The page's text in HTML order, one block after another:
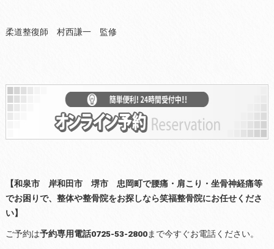
柔道整復師 村西謙一 監修
【和泉市 岸和田市 堺市 忠岡町で腰痛・肩こり・坐骨神経痛等
でお困りで、整体や整骨院をお探しなら笑福整骨院にお任せくださ
い】
ご予約は予約専用電話0725-53-2800まで今すぐお電話ください。